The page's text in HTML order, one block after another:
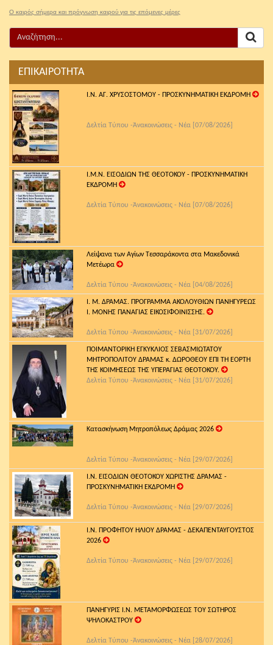
Ο καιρός σήμερα και πρόγνωση καιρού για τις επόμενες μέρες
ΕΠΙΚΑΙΡΟΤΗΤΑ
Ι.Ν. ΑΓ. ΧΡΥΣΟΣΤΟΜΟΥ - ΠΡΟΣΚΥΝΗΜΑΤΙΚΗ ΕΚΔΡΟΜΗ
Δελτία Τύπου -Ἀνακοινώσεις - Νέα [07/08/2026]
Ι.Μ.Ν. ΕΙΣΟΔΙΩΝ ΤΗΣ ΘΕΟΤΟΚΟΥ - ΠΡΟΣΚΥΝΗΜΑΤΙΚΗ
ΕΚΔΡΟΜΗ
Δελτία Τύπου -Ἀνακοινώσεις - Νέα [07/08/2026]
Λείψανα των Αγίων Τεσσαράκοντα στα Μακεδονικά
Μετέωρα
Δελτία Τύπου -Ἀνακοινώσεις - Νέα [04/08/2026]
Ι. Μ. ΔΡΑΜΑΣ. ΠΡΟΓΡΑΜΜΑ ΑΚΟΛΟΥΘΙΩΝ ΠΑΝΗΓΥΡΕΩΣ
Ι. ΜΟΝΗΣ ΠΑΝΑΓΙΑΣ ΕΙΚΟΣΙΦΟΙΝΙΣΣΗΣ.
Δελτία Τύπου -Ἀνακοινώσεις - Νέα [31/07/2026]
ΠΟΙΜΑΝΤΟΡΙΚΗ ΕΓΚΥΚΛΙΟΣ ΣΕΒΑΣΜΙΩΤΑΤΟΥ
ΜΗΤΡΟΠΟΛΙΤΟΥ ΔΡΑΜΑΣ κ. ΔΩΡΟΘΕΟΥ ΕΠΙ ΤΗ ΕΟΡΤΗ
ΤΗΣ ΚΟΙΜΗΣΕΩΣ ΤΗΣ ΥΠΕΡΑΓΙΑΣ ΘΕΟΤΟΚΟΥ.
Δελτία Τύπου -Ἀνακοινώσεις - Νέα [31/07/2026]
Κατασκήνωση Μητροπόλεως Δράμας 2026
Δελτία Τύπου -Ἀνακοινώσεις - Νέα [29/07/2026]
Ι.Ν. ΕΙΣΟΔΙΩΝ ΘΕΟΤΟΚΟΥ ΧΩΡΙΣΤΗΣ ΔΡΑΜΑΣ -
ΠΡΟΣΚΥΝΗΜΑΤΙΚΗ ΕΚΔΡΟΜΗ
Δελτία Τύπου -Ἀνακοινώσεις - Νέα [29/07/2026]
Ι.Ν. ΠΡΟΦΗΤΟΥ ΗΛΙΟΥ ΔΡΑΜΑΣ - ΔΕΚΑΠΕΝΤΑΥΓΟΥΣΤΟΣ
2026
Δελτία Τύπου -Ἀνακοινώσεις - Νέα [29/07/2026]
ΠΑΝΗΓΥΡΙΣ Ι.Ν. ΜΕΤΑΜΟΡΦΩΣΕΩΣ ΤΟΥ ΣΩΤΗΡΟΣ
ΨΗΛΟΚΑΣΤΡΟΥ
Δελτία Τύπου -Ἀνακοινώσεις - Νέα [28/07/2026]